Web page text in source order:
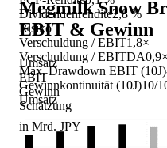
Dividendenrendite2,8 %
Risiko
Verschuldung / EBIT1,8×
Verschuldung / EBITDA0,9×
Max. Drawdown EBIT (10J)
Gewinnkontinuität (10J)10/
Umsatz
in Mrd. JPY
Megmilk Snow
EBIT & Gewinn
Umsatz
EBIT
Gewinn
Schätzung